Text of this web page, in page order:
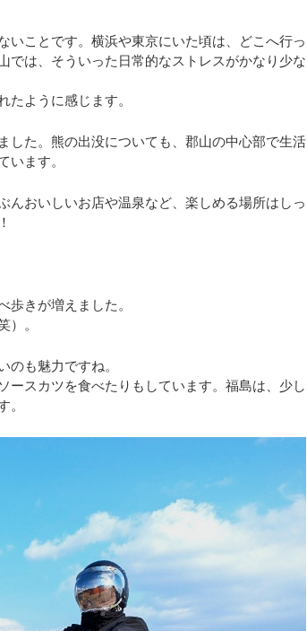
いことです。横浜や東京にいた頃は、どこへ行っ
では、そういった日常的なストレスがかなり少な
たように感じます。
した。熊の出没についても、郡山の中心部で生活
います。
んおいしいお店や温泉など、楽しめる場所はしっ
歩きが増えました。
）。
のも魅力ですね。
ースカツを食べたりもしています。福島は、少し
。